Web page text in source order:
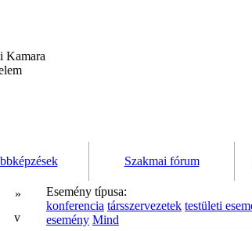
Kamara
Szakmai fórum
»
v
Esemény típusa:
konferencia társszervezetek testületi
esemény Mind